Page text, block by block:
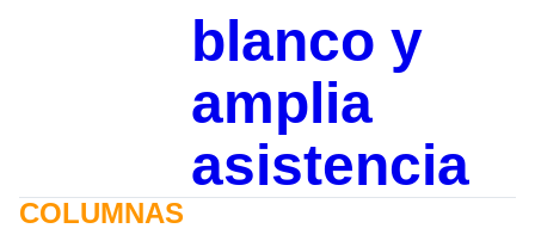
blanco y
amplia
asistencia
COLUMNAS